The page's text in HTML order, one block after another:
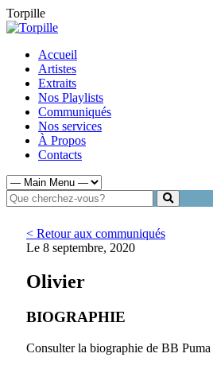
Torpille
Accueil
Artistes
Extraits
Nos Playlists
Communiqués
Nos services
À Propos
Contacts
< Retour aux communiqués
Le 8 septembre, 2020
Olivier
BIOGRAPHIE
Consulter la biographie de BB Puma